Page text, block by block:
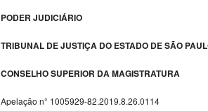
PODER JUDICIÁRIO
TRIBUNAL DE JUSTIÇA DO ESTADO DE SÃO
CONSELHO SUPERIOR DA MAGISTRATURA
Apelação n° 1005929-82.2019.8.26.0114